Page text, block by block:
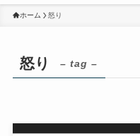
ホーム 怒り
怒り – tag –